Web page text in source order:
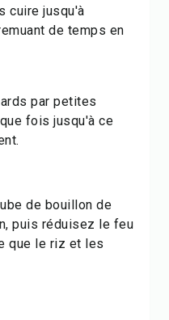
cuire jusqu'à
de temps en
par petites
fois jusqu'à ce
de bouillon de
puis réduisez le feu
que le riz et les